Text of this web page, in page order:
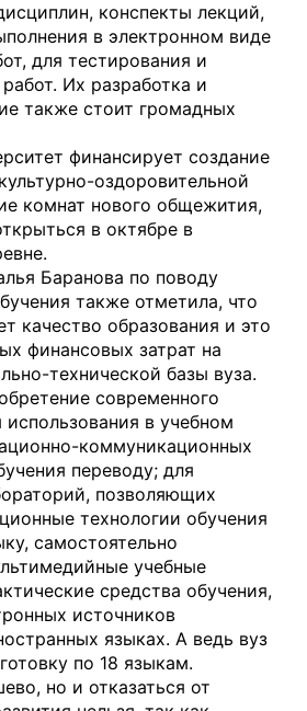
конспекты лекций,
в электронном виде
для тестирования и
Их разработка и
также стоит громадных
финансирует создание
оздоровительной
комнат нового общежития,
в октябре в
Баранова по поводу
также отметила, что
качество образования и это
финансовых затрат на
технической базы вуза.
современного
в учебном
коммуникационных
переводу; для
позволяющих
технологии обучения
самостоятельно
учебные
средства обучения,
источников
языках. А ведь вуз
по 18 языкам.
но и отказаться от